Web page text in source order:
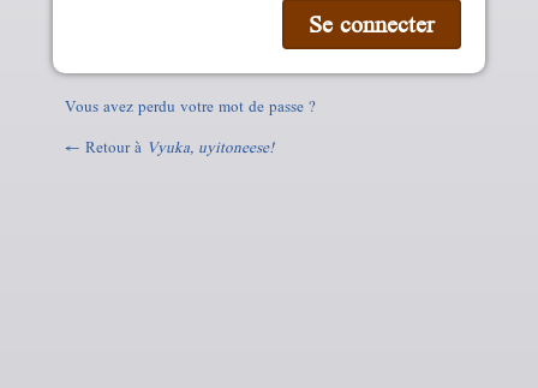
Vous avez perdu votre mot de passe ?
← Retour à Vyuka, uyitoneese!